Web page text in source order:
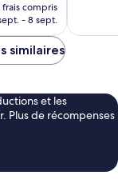
prix
de
frais compris
- 8 sept.
similaires
et les
Plus de récompenses